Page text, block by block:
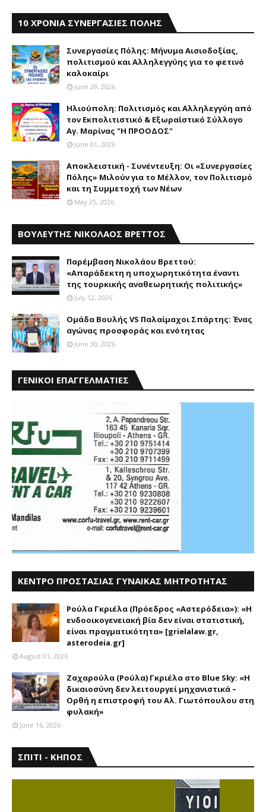
10 ΧΡΟΝΙΑ ΣΥΝΕΡΓΑΣΙΕΣ ΠΟΛΗΣ
Συνεργασίες Πόλης: Mήνυμα Aισιοδοξίας,
πολιτισμού και Aλληλεγγύης για το φετινό
καλοκαίρι
June 29, 2026
Ηλιούπολη: Πολιτισμός και Aλληλεγγύη από
τον Εκπολιτιστικό & Εξωραϊστικό Σύλλογο
Αγ. Μαρίνας "Η ΠΡΟΟΔΟΣ"
June 01, 2026
Αποκλειστική - Συνέντευξη: Οι «Συνεργασίες
Πόλης» Μιλούν για το Μέλλον, τον Πολιτισμό
και τη Συμμετοχή των Νέων
May 25, 2026
ΒΟΥΛΕΥΤΗΣ ΝΙΚΟΛΑΟΣ ΒΡΕΤΤΟΣ
Παρέμβαση Nικολάου Bρεττού:
«Aπαράδεκτη η υποχωρητικότητα έναντι
της τουρκικής αναθεωρητικής πολιτικής»
July 12, 2026
Ομάδα Βουλής VS Παλαίμαχοι Σπάρτης: Ένας
αγώνας προσφοράς και ενότητας
June 30, 2026
ΓΕΝΙΚΟΙ ΕΠΑΓΓΕΛΜΑΤΙΕΣ
ΚΕΝΤΡΟ ΠΡΟΣΤΑΣΙΑΣ ΓΥΝΑΙΚΑΣ ΜΗΤΡΟΤΗΤΑΣ
Ρούλα Γκριέλα (Πρόεδρος «Αστερόδεια»): «Η
ενδοοικογενειακή βία δεν είναι στατιστική,
είναι πραγματικότητα» [grielalaw.gr,
asterodeia.gr]
August 01, 2026
Ζαχαρούλα (Ρούλα) Γκριέλα στο Blue Sky: «Η
δικαιοσύνη δεν λειτουργεί μηχανιστικά –
Ορθή η επιστροφή του Αλ. Γιωτόπουλου στη
φυλακή»
June 16, 2026
ΣΠΙΤΙ - ΚΗΠΟΣ